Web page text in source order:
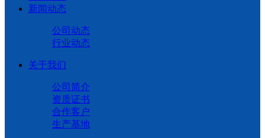
新闻动态
公司动态
行业动态
关于我们
公司简介
资质证书
合作客户
生产基地